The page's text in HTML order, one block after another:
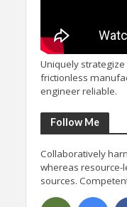
Uniquely
frictionless
engineer reliable.
Follow Me
Collaboratively
whereas resource-
sources.